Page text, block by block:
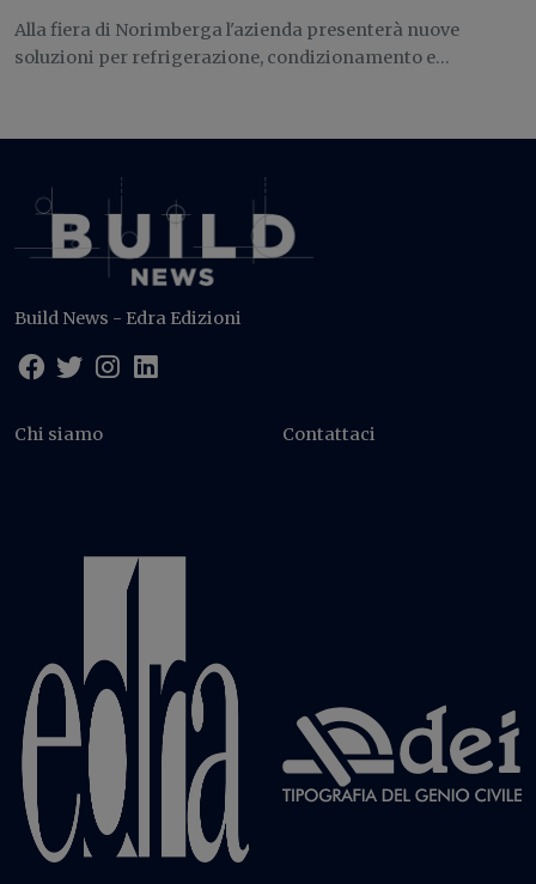
Alla fiera di Norimberga l'azienda presenterà nuove
soluzioni per refrigerazione, condizionamento e...
Build News - Edra Edizioni
Chi siamo Contattaci